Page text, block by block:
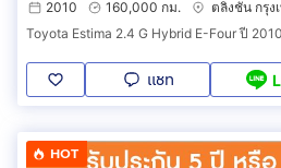
2010
160,000 กม.
ตลิ่งชัน กรุ
Toyota Estima 2.4 G Hybrid E-Four ปี 2010
แชท
HOT